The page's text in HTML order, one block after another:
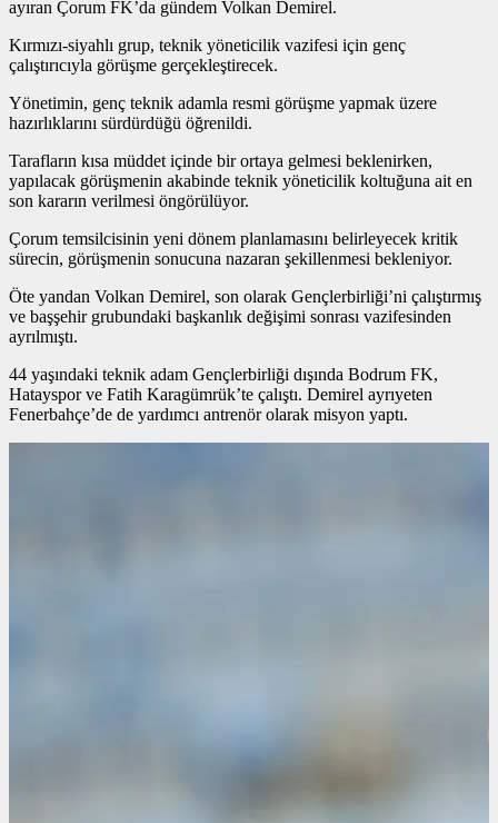
ayıran Çorum FK’da gündem Volkan Demirel.
Kırmızı-siyahlı grup, teknik yöneticilik vazifesi için genç
çalıştırıcıyla görüşme gerçekleştirecek.
Yönetimin, genç teknik adamla resmi görüşme yapmak üzere
hazırlıklarını sürdürdüğü öğrenildi.
Tarafların kısa müddet içinde bir ortaya gelmesi beklenirken,
yapılacak görüşmenin akabinde teknik yöneticilik koltuğuna ait en
son kararın verilmesi öngörülüyor.
Çorum temsilcisinin yeni dönem planlamasını belirleyecek kritik
sürecin, görüşmenin sonucuna nazaran şekillenmesi bekleniyor.
Öte yandan Volkan Demirel, son olarak Gençlerbirliği’ni çalıştırmış
ve başşehir grubundaki başkanlık değişimi sonrası vazifesinden
ayrılmıştı.
44 yaşındaki teknik adam Gençlerbirliği dışında Bodrum FK,
Hatayspor ve Fatih Karagümrük’te çalıştı. Demirel ayrıyeten
Fenerbahçe’de de yardımcı antrenör olarak misyon yaptı.